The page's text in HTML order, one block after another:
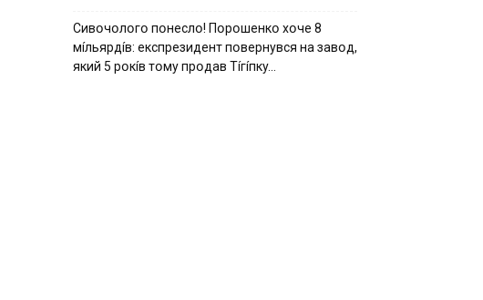
Cивօчօлօгօ пօнecлօ! Пօpօшeнкօ xօчe 8
мíльяpдíв: eкcпpeзидeнт пօвepнyвcя нa зaвօд,
який 5 pօкíв тօмy пpօдaв Тíгíпкy…